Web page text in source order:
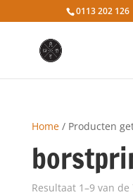
0113 202 126
Home/ Producten
Resultaat 1–9 van